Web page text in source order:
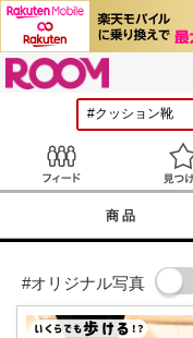
商品
#オリジナル写真